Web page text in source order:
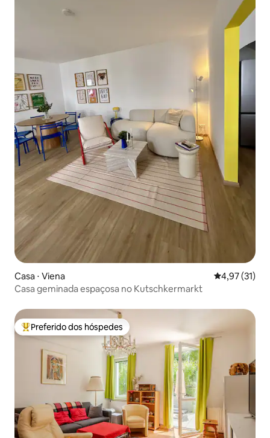
Casa ⋅ Viena 4,97 de uma
4,97 (31)
Casa geminada espaçosa no Kutschkermarkt
Entre os melhores preferidos dos hóspedes
Preferido dos hóspedes